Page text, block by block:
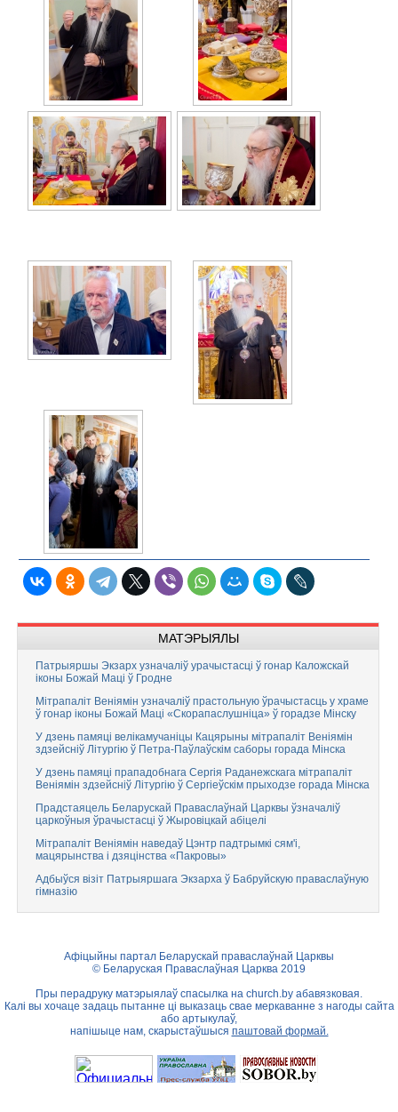
МАТЭРЫЯЛЫ
Патрыяршы Экзарх узначаліў урачыстасці ў гонар Каложскай
іконы Божай Маці ў Гродне
Мітрапаліт Веніямін узначаліў прастольную ўрачыстасць у храме
ў гонар іконы Божай Маці «Скорапаслушніца» ў горадзе Мінску
У дзень памяці велікамучаніцы Кацярыны мітрапаліт Веніямін
здзейсніў Літургію ў Петра-Паўлаўскім саборы горада Мінска
У дзень памяці прападобнага Сергія Раданежскага мітрапаліт
Веніямін здзейсніў Літургію ў Сергіеўскім прыходзе горада Мінска
Прадстаяцель Беларускай Праваслаўнай Царквы ўзначаліў
царкоўныя ўрачыстасці ў Жыровіцкай абіцелі
Мітрапаліт Веніямін наведаў Цэнтр падтрымкі сям'і,
мацярынства і дзяцінства «Пакровы»
Адбыўся візіт Патрыяршага Экзарха ў Бабруйскую праваслаўную
гімназію
Афіцыйны партал Беларускай праваслаўнай Царквы
© Беларуская Праваслаўная Царква 2019
Пры перадруку матэрыялаў спасылка на church.by абавязковая.
Калі вы хочаце задаць пытанне ці выказаць свае меркаванне з нагоды сайта
або артыкулаў,
напішыце нам, скарыстаўшыся паштовай формай.